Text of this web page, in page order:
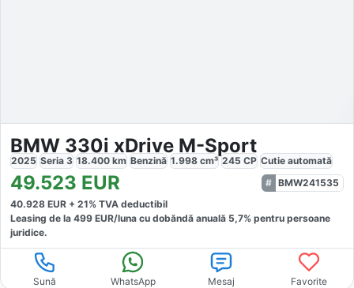
BMW 330i xDrive M-Sport
2025 Seria 3 18.400 km Benzină 1.998 cm³ 245 CP Cutie automată
49.523 EUR
BMW241535
40.928 EUR + 21% TVA deductibil
Leasing de la 499 EUR/luna cu dobăndă anuală 5,7% pentru persoane
juridice.
Sună WhatsApp Mesaj Favorite